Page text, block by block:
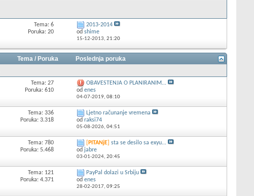
Tema: 6
Poruka: 20
2013-2014
od shime
15-12-2013, 21:20
Tema / Poruka
Poslednja poruka
Tema: 27
Poruka: 610
OBAVESTENJA O PLANIRANIM...
od enes
04-07-2019, 08:10
Tema: 336
Poruka: 3.318
Ljetno računanje vremena
od raksi74
05-08-2026, 04:51
Tema: 780
Poruka: 5.468
PITANjE] sta se desilo sa exyu...
od jabre
03-01-2024, 20:45
Tema: 121
Poruka: 4.371
PayPal dolazi u Srbiju
od enes
28-02-2017, 09:25